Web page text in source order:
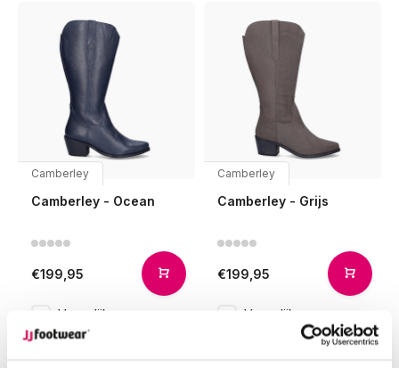
Camberley
Camberley - Ocean
€199,95
Vergelijk
Camberley
Camberley - Grijs
€199,95
Vergelijk